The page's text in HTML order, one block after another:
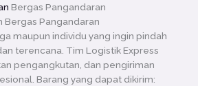
Bergas Pangandaran
Bergas Pangandaran
maupun individu yang ingin pindah
terencana. Tim Logistik Express
pengangkutan, dan pengiriman
Barang yang dapat dikirim: